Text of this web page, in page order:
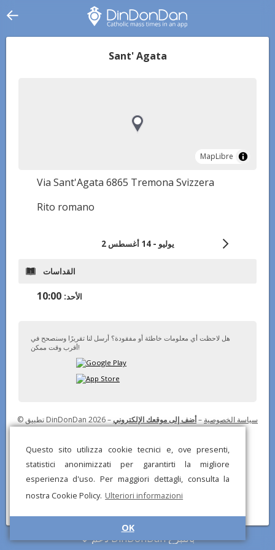
Questo sito utilizza cookie tecnici e, ove presenti,
statistici anonimizzati per garantirti la migliore
esperienza d'uso. Per maggiori dettagli, consulta la
nostra Cookie Policy. Ulteriori informazioni
OK
Sant' Agata
MapLibre
MapLibre
Via Sant'Agata 6865 Tremona Svizzera
Rito romano
2 يوليو - 14 أغسطس
القداسات
الأحد: 10:00
هل لاحظت أي معلومات خاطئة أو مفقودة؟ أرسل لنا تقريرًا وسنصحح في
أقرب وقت ممكن!
© تطبيق DinDonDan 2026 – سياسة الخصوصية–أضف إلى موقعك الإلكتروني
دعم DinDonDan بالتبرع